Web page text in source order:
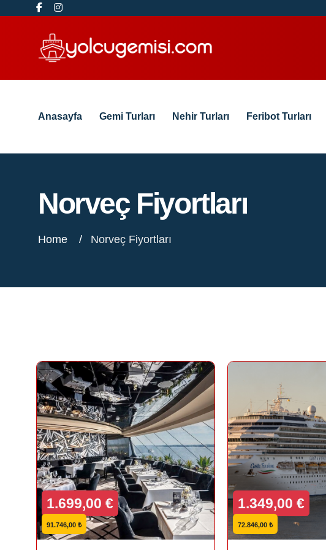
Anasayfa Gemi Turları Nehir Turları Feribot Turları
Norveç Fiyortları
Home Norveç Fiyortları
1.699,00 €
91.746,00 ₺
1.349,00 €
72.846,00 ₺